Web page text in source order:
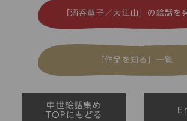
で、それを北尾政美による挿絵と森羅
によって簡略に表現しています。本資
彦氏による児童文化の収集品（入江コ
うちの１冊です。
装幀は、半紙本を一回り小さくした判
装(ふくろとじそう)にしています。表紙
摺りだしたもので、表紙の左肩には外
枠に縁取られたなかに「絵本大江山
「作品を知る」一覧
「酒呑童子／大江山」の絵話を
中世絵話集め
TOPにもどる